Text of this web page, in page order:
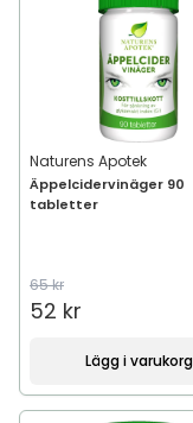
Naturens Apotek
Äppelcidervinäger 90
tabletter
65 kr
52 kr
Lägg i varukorg